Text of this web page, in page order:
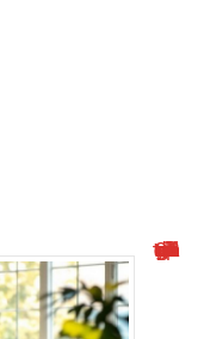
Quelle est la meilleure application gratuite de yoga sur chaise ?